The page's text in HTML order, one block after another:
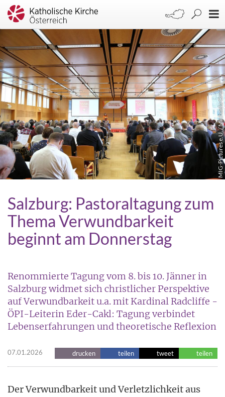
MIG-Pictures e.U. / Michaela Greil
Salzburg: Pastoraltagung zum
Thema Verwundbarkeit
beginnt am Donnerstag
Renommierte Tagung vom 8. bis 10. Jänner in
Salzburg widmet sich christlicher Perspektive
auf Verwundbarkeit u.a. mit Kardinal Radcliffe -
ÖPI-Leiterin Eder-Cakl: Tagung verbindet
Lebenserfahrungen und theoretische Reflexion
07.01.2026 drucken teilen tweet teilen
Der Verwundbarkeit und Verletzlichkeit aus